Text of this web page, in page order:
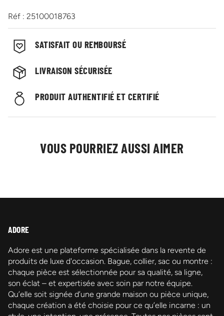
Réf : 25100018763
SATISFAIT OU REMBOURSÉ
LIVRAISON SÉCURISÉE
PRODUIT AUTHENTIFIÉ ET CERTIFIÉ
VOUS POURRIEZ AUSSI AIMER
ADORE
Adore est une plateforme spécialisée dans la revente de
produits de luxe d'occasion. Bague, collier, sac ou montre :
chaque pièce est sélectionnée pour sa qualité, sa ligne,
son éclat – et expertisée avec soin par notre équipe.
Qu’elle soit signée d’une grande maison ou pièce unique,
chaque création a été choisie pour ce qu’elle incarne : un